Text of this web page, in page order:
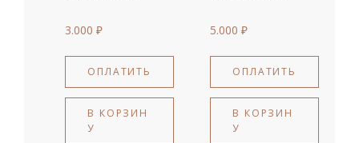
3.000₽
ОПЛАТИТЬ
В КОРЗИН
У
5.000₽
ОПЛАТИТЬ
В КОРЗИН
У